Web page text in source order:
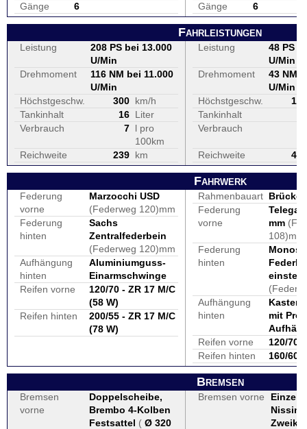
Gänge
6
Gänge
6
Fahrleistungen
Leistung
208 PS bei 13.000
U/Min
Drehmoment
116 NM bei 11.000
U/Min
Höchstgeschw.
300 km/h
Tankinhalt
16 Liter
Verbrauch
7 l pro
100km
Reichweite
239 km
Leistung
48 PS
U/Min
Drehmoment
43 NM
U/Min
Höchstgeschw.
175
Tankinhalt
Verbrauch
Reichweite 489
Fahrwerk
Federung
vorne
Marzocchi USD
(Federweg 120)mm
Federung
hinten
Sachs
Zentralfederbein
(Federweg 120)mm
Aufhängung
hinten
Aluminiumguss-
Einarmschwinge
Reifen vorne
120/70 - ZR 17 M/C
(58 W)
Reifen hinten
200/55 - ZR 17 M/C
(78 W)
Rahmenbauart
Federung
vorne
mm
108)mm
Federung
hinten
Aufhängung
hinten
mit
Reifen vorne
120/70
Reifen hinten
160/60
Bremsen
Bremsen
vorne
Doppelscheibe,
Brembo 4-Kolben
Festsattel ( Ø 320
Bremsen vorne
Nissin,